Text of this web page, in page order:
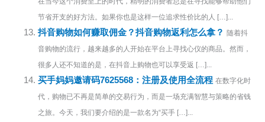
节省开支的好方法。如果你也是这样一位追求性价比的人 […]...
抖音购物如何赚取佣金？抖音购物返利怎么拿？ 随着抖
音购物的流行，越来越多的人开始在平台上寻找心仪的商品。然而，
很多人还不知道的是，在抖音上购物也可以享受返 […]...
买手妈妈邀请码7625568：注册及使用全流程 在数字化时
代，购物已不再是简单的交易行为，而是一场充满智慧与策略的省钱
之旅。今天，我们要介绍的是一款名为“买手 […]...